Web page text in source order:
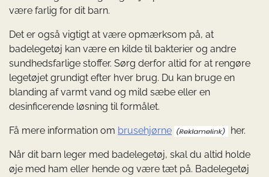
være farlig for dit barn.
Det er også vigtigt at være opmærksom på, at
badelegetøj kan være en kilde til bakterier og andre
sundhedsfarlige stoffer. Sørg derfor altid for at rengøre
legetøjet grundigt efter hver brug. Du kan bruge en
blanding af varmt vand og mild sæbe eller en
desinficerende løsning til formålet.
Få mere information om brusehjørne her.
Når dit barn leger med badelegetøj, skal du altid holde
øje med ham eller hende og være tæt på. Badelegetøj